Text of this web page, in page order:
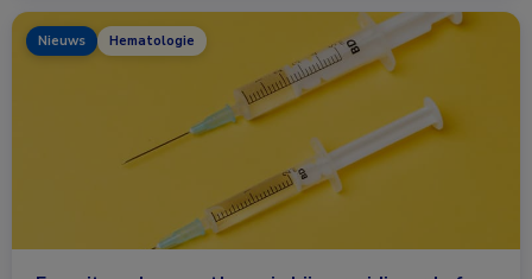
Nieuws Hematologie